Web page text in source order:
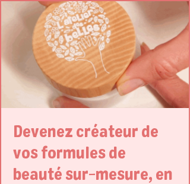
Devenez créateur de
vos formules de
beauté sur-mesure, en